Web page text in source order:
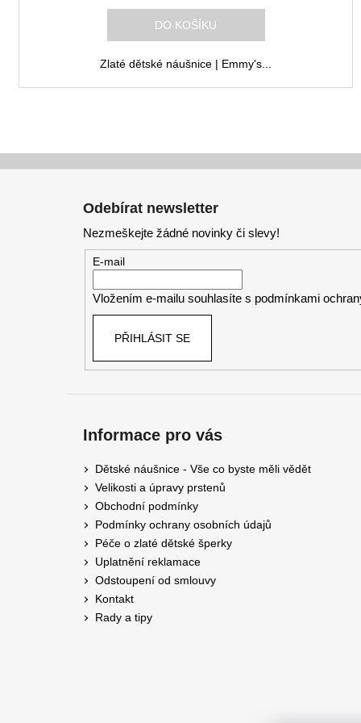
DO KOŠÍKU
Zlaté dětské náušnice | Emmy's...
Odebírat newsletter
Nezmeškejte žádné novinky či slevy!
E-mail
Vložením e-mailu souhlasíte s podmínkami
PŘIHLÁSIT SE
Informace pro vás
Dětské náušnice - Vše co byste měli vědět
Velikosti a úpravy prstenů
Obchodní podmínky
Podmínky ochrany osobních údajů
Péče o zlaté dětské šperky
Uplatnění reklamace
Odstoupení od smlouvy
Kontakt
Rady a tipy